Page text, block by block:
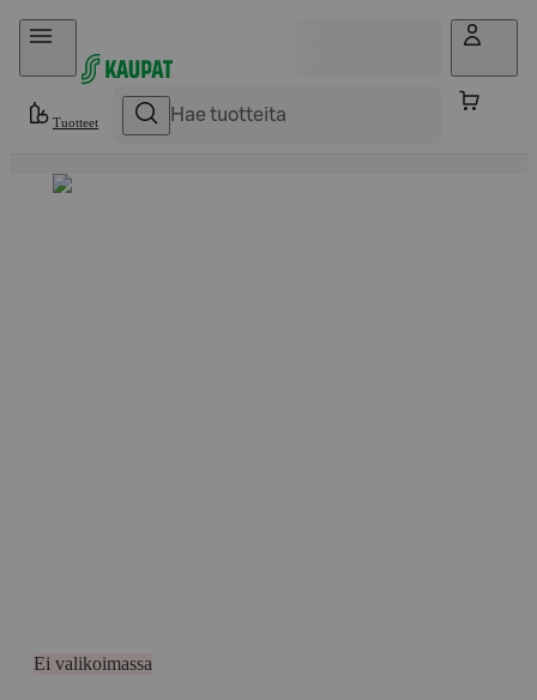
Hyppää sisältöön
Tuotteet
Ei valikoimassa